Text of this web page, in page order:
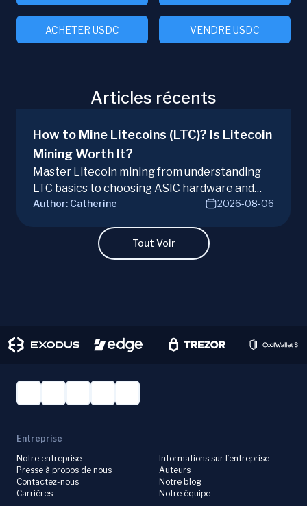
ACHETER USDC VENDRE USDC
Articles récents
How to Mine Litecoins (LTC)? Is Litecoin
Mining Worth It?
Master Litecoin mining from understanding
LTC basics to choosing ASIC hardware and
joining mining pools. Optimize your Litecoin
Author: Catherine 2026-08-06
Tout Voir
Entreprise
Notre entreprise
Presse à propos de nous
Contactez-nous
Carrières
Informations sur l’entreprise
Auteurs
Notre blog
Notre équipe